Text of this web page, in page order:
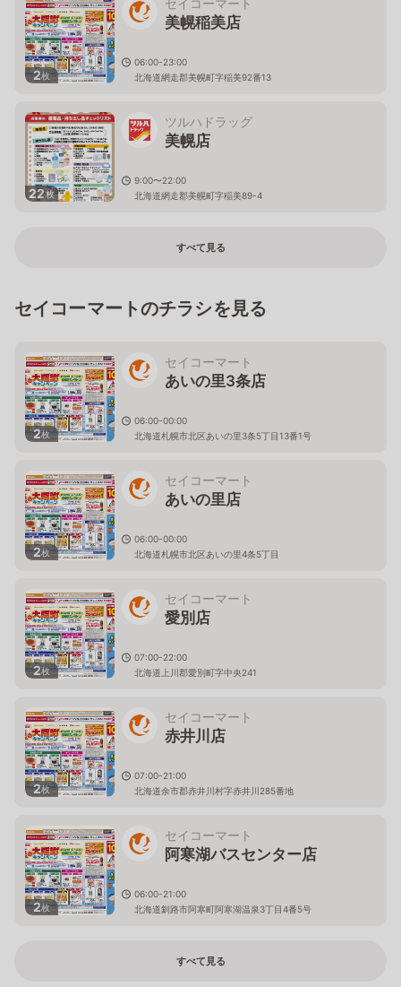
2枚
美幌稲美店
06:00-23:00
北海道網走郡美幌町字稲美92番13
22枚
ツルハドラッグ
美幌店
9:00〜22:00
北海道網走郡美幌町字稲美89-4
すべて見る
セイコーマートのチラシを見る
2枚
セイコーマート
あいの里3条店
06:00-00:00
北海道札幌市北区あいの里3条5丁目13番1号
2枚
セイコーマート
あいの里店
06:00-00:00
北海道札幌市北区あいの里4条5丁目
2枚
セイコーマート
愛別店
07:00-22:00
北海道上川郡愛別町字中央241
2枚
セイコーマート
赤井川店
07:00-21:00
北海道余市郡赤井川村字赤井川285番地
2枚
セイコーマート
阿寒湖バスセンター店
06:00-21:00
北海道釧路市阿寒町阿寒湖温泉3丁目4番5号
すべて見る